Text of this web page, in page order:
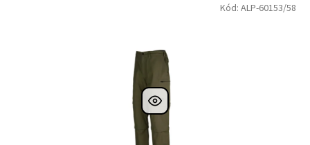
Kód: ALP-60153/58